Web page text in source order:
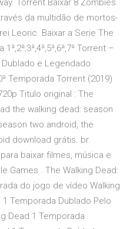
Torrent Baixar 8 Zombies
da multidão de mortos-
Leoric. Baixar a Serie The
Torrent –
Dublado e Legendado
Temporada Torrent (2019)
Titulo original : The
the walking dead: season
two android, the
download grátis. br.
baixar filmes, música e
Games . The Walking Dead:
do jogo de vídeo Walking
1 Temporada Dublado Pelo
Dead 1 Temporada